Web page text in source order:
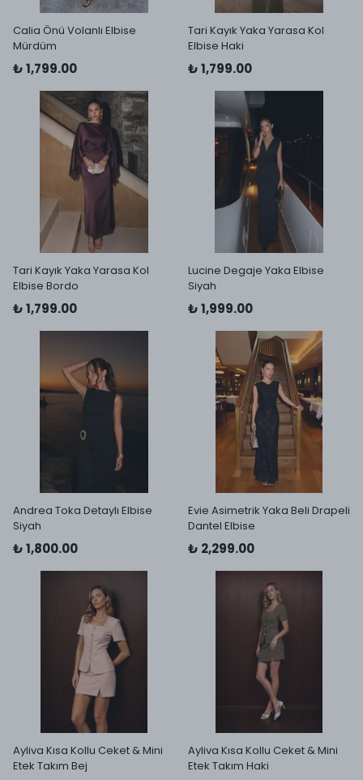
Calia Önü Volanlı Elbise
Mürdüm
₺ 1,799.00
Tari Kayık Yaka Yarasa Kol
Elbise Haki
₺ 1,799.00
Tari Kayık Yaka Yarasa Kol
Elbise Bordo
₺ 1,799.00
Lucine Degaje Yaka Elbise
Siyah
₺ 1,999.00
Andrea Toka Detaylı Elbise
Siyah
₺ 1,800.00
Evie Asimetrik Yaka Beli Drapeli
Dantel Elbise
₺ 2,299.00
Ayliva Kısa Kollu Ceket & Mini
Etek Takım Bej
Ayliva Kısa Kollu Ceket & Mini
Etek Takım Haki